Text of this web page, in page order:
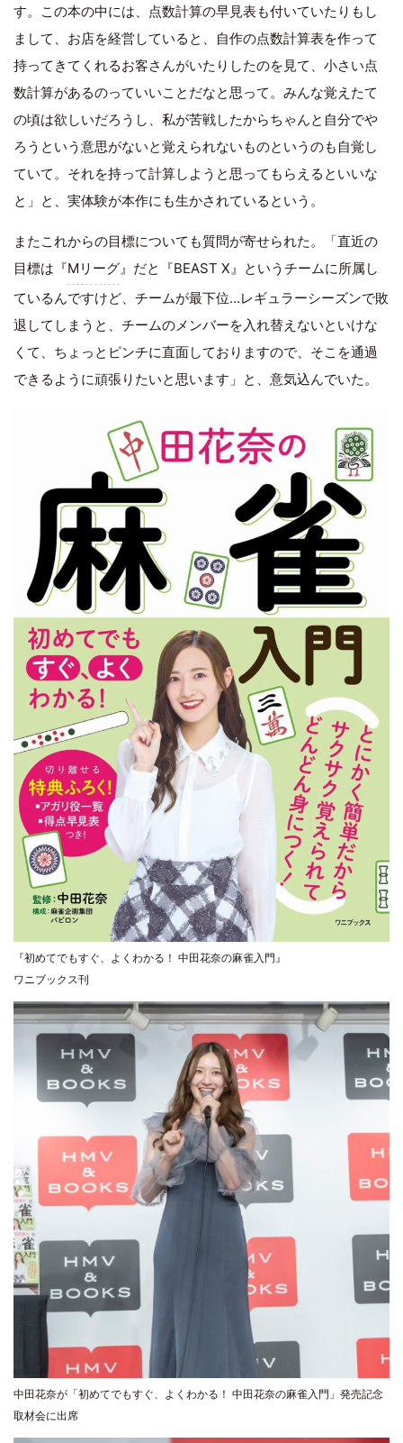
す。この本の中には、点数計算の早見表も付いていたりもし
まして、お店を経営していると、自作の点数計算表を作って
持ってきてくれるお客さんがいたりしたのを見て、小さい点
数計算があるのっていいことだなと思って。みんな覚えたて
の頃は欲しいだろうし、私が苦戦したからちゃんと自分でや
ろうという意思がないと覚えられないものというのも自覚し
ていて。それを持って計算しようと思ってもらえるといいな
と」と、実体験が本作にも生かされているという。
またこれからの目標についても質問が寄せられた。「直近の
目標は『Mリーグ』だと『BEAST X』というチームに所属し
ているんですけど、チームが最下位…レギュラーシーズンで敗
退してしまうと、チームのメンバーを入れ替えないといけな
くて、ちょっとピンチに直面しておりますので、そこを通過
できるように頑張りたいと思います」と、意気込んでいた。
『初めてでもすぐ、よくわかる！ 中田花奈の麻雀入門』
ワニブックス刊
中田花奈が「初めてでもすぐ、よくわかる！ 中田花奈の麻雀入門」発売記念
取材会に出席